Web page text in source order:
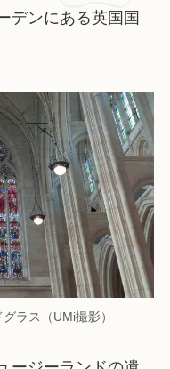
デンにある英国国
ラス（UMi撮影）